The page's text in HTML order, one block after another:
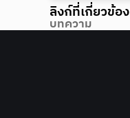
ลิงก์ที่เกี่ยวข้อง
บทความ